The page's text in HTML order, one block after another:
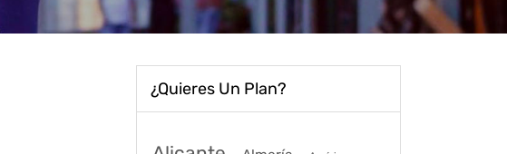
¿Quieres Un Plan?